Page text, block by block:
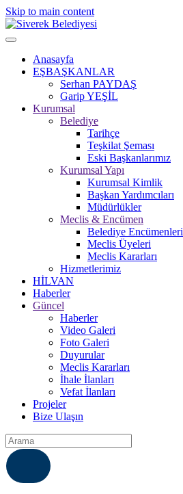
Skip to main content
Anasayfa
EŞBAŞKANLAR
Serhan PAYDAŞ
Garip YEŞİL
Kurumsal
Belediye
Tarihçe
Teşkilat Şeması
Eski Başkanlarımız
Kurumsal Yapı
Kurumsal Kimlik
Başkan Yardımcıları
Müdürlükler
Meclis & Encümen
Belediye Encümenleri
Meclis Üyeleri
Meclis Kararları
Hizmetlerimiz
HİLVAN
Haberler
Güncel
Haberler
Video Galeri
Foto Galeri
Duyurular
Meclis Kararları
İhale İlanları
Vefat İlanları
Projeler
Bize Ulaşın